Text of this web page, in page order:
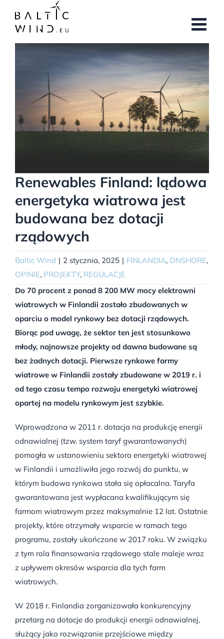
zawartości
Renewables Finland: lądowa
energetyka wiatrowa jest
budowana bez dotacji
rządowych
Baltic Wind | 2 stycznia, 2025 | FINLANDIA, ONSHORE,
OPINIE, PROJEKTY, REGULACJE
Do 70 procent z ponad 8 200 MW mocy elektrowni
wiatrowych w Finlandii zostało zbudowanych w
oparciu o model rynkowy bez dotacji rządowych.
Biorąc pod uwagę, że sektor ten jest stosunkowo
młody, najnowsze projekty od dawna budowane są
bez żadnych dotacji. Pierwsze rynkowe farmy
wiatrowe w Finlandii zostały zbudowane w 2019 r. i
od tego czasu tempo rozwoju energetyki wiatrowej
opartej na modelu rynkowym jest szybkie.
Wprowadzona w 2011 r. dotacja na produkcję energii
odnawialnej (tzw. system taryf gwarantowanych)
pomogła w ustanowieniu sektora energetyki wiatrowej
w Finlandii i umożliwiła jego rozwój do punktu, w
którym budowa rynkowa stała się opłacalna. Taryfa
gwarantowana jest wypłacana kwalifikującym się
farmom wiatrowym przez maksymalnie 12 lat. Ostatnie
projekty, które otrzymały wsparcie w ramach tego
programu, zostały ukończone w 2017 roku. W związku
z tym rola finansowania rządowego stale maleje wraz
z upływem okresów wsparcia dla tych farm
wiatrowych.
W 2018 r. Finlandia zorganizowała konkurencyjny
przetarg na dotacje do produkcji energii odnawialnej,
służący jako rozwiązanie przejściowe między